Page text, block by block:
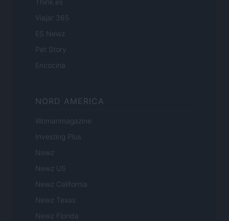
Think.es
Viajar 365
ES Newz
Pet Story
Encocina
NORD AMERICA
Womanmagazine
Investing Plus
Newz
Newz US
Newz California
Newz Texas
Newz Florida